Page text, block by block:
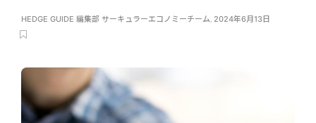
HEDGE GUIDE 編集部 サーキュラーエコノミーチーム, 2024年6月13日